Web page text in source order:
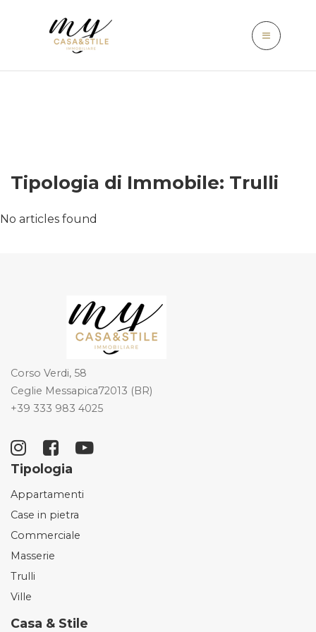
Tipologia di Immobile: Trulli
No articles found
Corso Verdi, 58
Ceglie Messapica72013 (BR)
+39 333 983 4025
Tipologia
Appartamenti
Case in pietra
Commerciale
Masserie
Trulli
Ville
Casa & Stile